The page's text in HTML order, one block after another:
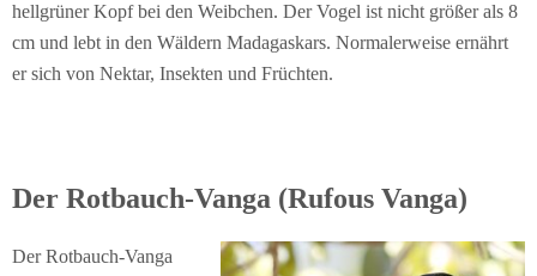
hellgrüner Kopf bei den Weibchen. Der Vogel ist nicht größer als 8
cm und lebt in den Wäldern Madagaskars. Normalerweise ernährt
er sich von Nektar, Insekten und Früchten.
Der Rotbauch-Vanga (Rufous Vanga)
Der Rotbauch-Vanga